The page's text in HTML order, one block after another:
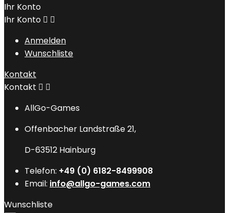
Ihr Konto
Ihr Konto  
Anmelden
Wunschliste
Kontakt
Kontakt  
AllGo-Games
Offenbacher Landstraße 21,
D-63512 Hainburg
Telefon: +49 (0) 6182-8499908
Email: info@allgo-games.com
Wunschliste